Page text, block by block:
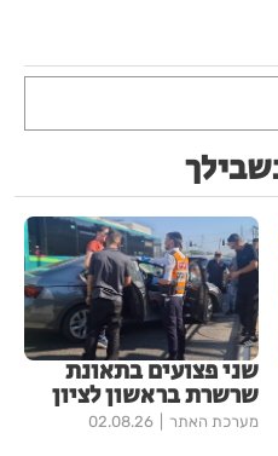
שני פצועים בתאונת
שרשרת בראשון לציון
מערכת האתר 02.08.26